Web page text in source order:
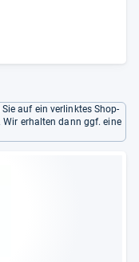
auf ein verlinktes Shop-
erhalten dann ggf. eine